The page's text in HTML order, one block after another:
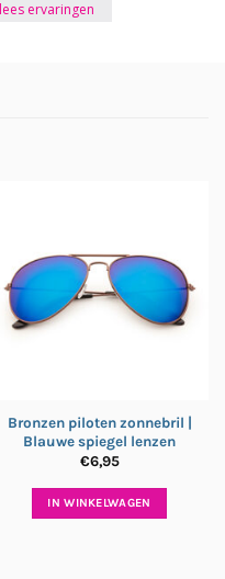
Bronzen piloten zonnebril |
Blauwe spiegel lenzen
€6,95
IN WINKELWAGEN